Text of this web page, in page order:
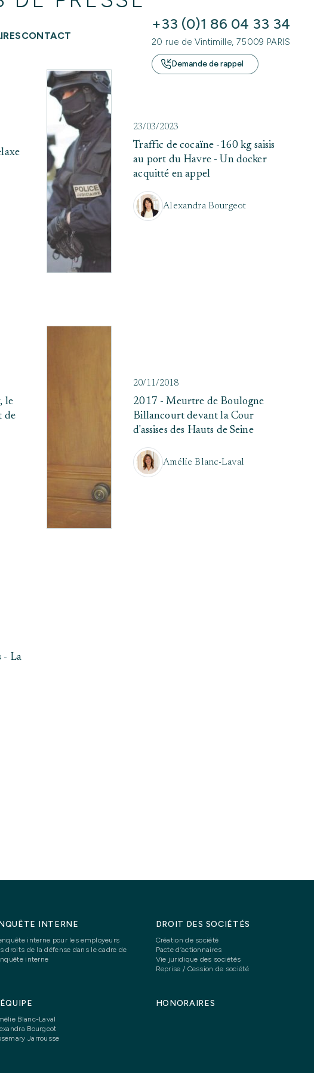
CONTACT
+33 (0)1 86 04 33 34
20 rue de Vintimille, 75009 PARIS
Demande de rappel
23/03/2023
Traffic de cocaïne -160 kg saisis
au port du Havre - Un docker
acquitté en appel
Alexandra Bourgeot
le
de
20/11/2018
2017 - Meurtre de Boulogne
Billancourt devant la Cour
d'assises des Hauts de Seine
Amélie Blanc-Laval
- La
INTERNE
interne pour les employeurs
droits de la défense dans le cadre de
interne
DROIT DES SOCIÉTÉS
Création de société
Pacte d’actionnaires
Vie juridique des sociétés
Reprise / Cession de société
Blanc-Laval
Bourgeot
Jarrousse
HONORAIRES